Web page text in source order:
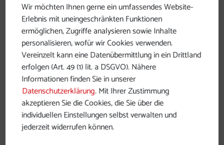
Römer-Rastplätze Donauradweg
Wir möchten Ihnen gerne ein umfassendes Website-
Erlebnis mit uneingeschränkten Funktionen
ermöglichen, Zugriffe analysieren sowie Inhalte
personalisieren, wofür wir Cookies verwenden.
Vereinzelt kann eine Datenübermittlung in ein Drittland
erfolgen (Art. 49 (1) lit. a DSGVO). Nähere
Informationen finden Sie in unserer
Datenschutzerklärung. Mit Ihrer Zustimmung
akzeptieren Sie die Cookies, die Sie über die
individuellen Einstellungen selbst verwalten und
jederzeit widerrufen können.